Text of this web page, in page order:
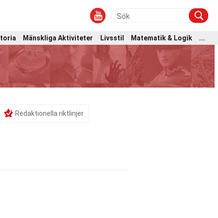
Mänskliga Aktiviteter Livsstil Matematik & Logik ...
Redaktionella riktlinjer